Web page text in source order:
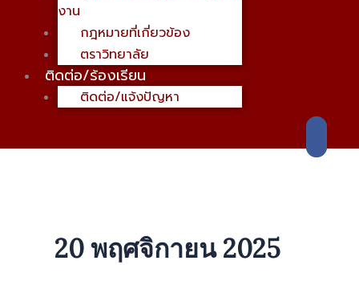
งาน
กฎหมายที่เกี่ยวข้อง
ตราวิทยาลัย
ติดต่อ/ร้องเรียน
ติดต่อ/แจ้งปัญหา
20 พฤศจิกายน 2025